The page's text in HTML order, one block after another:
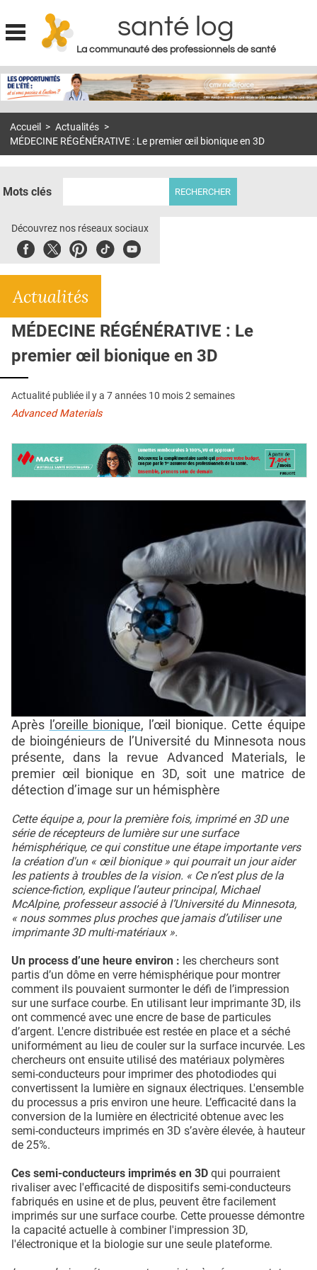
Jump to navigation
santé log
La communauté des professionnels de santé
MON COMPTE
S'ABONNER À LA REVUE SOIN À DOMICILE
DOSSIERS
E-REVUE SAD
L'APP
QUI SOMMES-NOUS ?
PUBLICITÉ
CONDITIONS GÉNÉRALES
CONTACT
Accueil > Actualités >
MÉDECINE RÉGÉNÉRATIVE : Le premier œil bionique en 3D
Mots clés
Découvrez nos réseaux sociaux
FacebookTwitterPinterest
TiktokYoubute
Actualités
MÉDECINE RÉGÉNÉRATIVE : Le
premier œil bionique en 3D
Actualité publiée il y a 7 années 10 mois 2 semaines
Advanced Materials
Après l’oreille bionique, l’œil bionique. Cette équipe
de bioingénieurs de l’Université du Minnesota nous
présente, dans la revue Advanced Materials, le
premier œil bionique en 3D, soit une matrice de
détection d’image sur un hémisphère
Cette équipe a, pour la première fois, imprimé en 3D une
série de récepteurs de lumière sur une surface
hémisphérique, ce qui constitue une étape importante vers
la création d'un « œil bionique » qui pourrait un jour aider
les patients à troubles de la vision. « Ce n’est plus de la
science-fiction, explique l’auteur principal, Michael
McAlpine, professeur associé à l’Université du Minnesota,
« nous sommes plus proches que jamais d’utiliser une
imprimante 3D multi-matériaux ».
Un process d’une heure environ : les chercheurs sont
partis d’un dôme en verre hémisphérique pour montrer
comment ils pouvaient surmonter le défi de l’impression
sur une surface courbe. En utilisant leur imprimante 3D, ils
ont commencé avec une encre de base de particules
d’argent. L'encre distribuée est restée en place et a séché
uniformément au lieu de couler sur la surface incurvée. Les
chercheurs ont ensuite utilisé des matériaux polymères
semi-conducteurs pour imprimer des photodiodes qui
convertissent la lumière en signaux électriques. L'ensemble
du processus a pris environ une heure. L’efficacité dans la
conversion de la lumière en électricité obtenue avec les
semi-conducteurs imprimés en 3D s’avère élevée, à hauteur
de 25%.
Ces semi-conducteurs imprimés en 3D qui pourraient
rivaliser avec l'efficacité de dispositifs semi-conducteurs
fabriqués en usine et de plus, peuvent être facilement
imprimés sur une surface courbe. Cette prouesse démontre
la capacité actuelle à combiner l'impression 3D,
l'électronique et la biologie sur une seule plateforme.